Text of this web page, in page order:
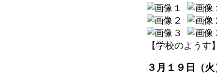
【学校のようす
３月１９日（